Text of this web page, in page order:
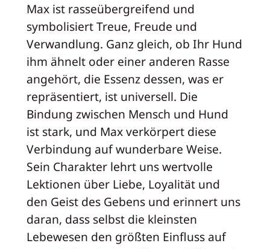
Max ist rasseübergreifend und
symbolisiert Treue, Freude und
Verwandlung. Ganz gleich, ob Ihr Hund
ihm ähnelt oder einer anderen Rasse
angehört, die Essenz dessen, was er
repräsentiert, ist universell. Die
Bindung zwischen Mensch und Hund
ist stark, und Max verkörpert diese
Verbindung auf wunderbare Weise.
Sein Charakter lehrt uns wertvolle
Lektionen über Liebe, Loyalität und
den Geist des Gebens und erinnert uns
daran, dass selbst die kleinsten
Lebewesen den größten Einfluss auf